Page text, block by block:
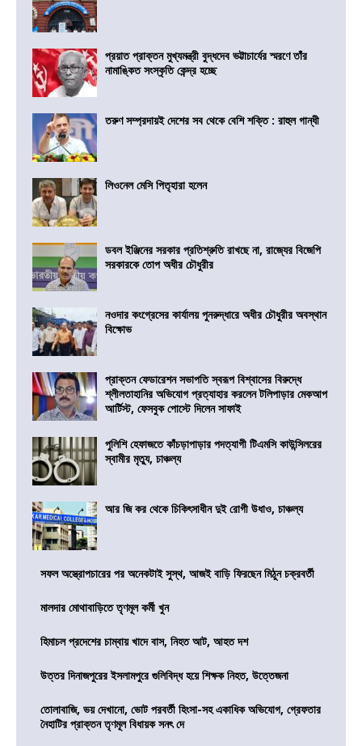
প্রয়াত প্রাক্তন মুখ্যমন্ত্রী বুদ্ধদেব ভট্টাচার্যের স্মরণে তাঁর
নামাঙ্কিত সংস্কৃতি কেন্দ্র হচ্ছে
তরুণ সম্প্রদায়ই দেশের সব থেকে বেশি শক্তি : রাহুল গান্ধী
লিওনেল মেসি পিতৃহারা হলেন
ডবল ইঞ্জিনের সরকার প্রতিশ্রুতি রাখছে না, রাজ্যের বিজেপি
সরকারকে তোপ অধীর চৌধুরীর
নওদার কংগ্রেসের কার্যালয় পুনরুদ্ধারে অধীর চৌধুরীর অবস্থান
বিক্ষোভ
প্রাক্তন ফেডারেশন সভাপতি স্বরূপ বিশ্বাসের বিরুদ্ধে
শ্লীলতাহানির অভিযোগ প্রত্যাহার করলেন টলিপাড়ার মেকআপ
আর্টিস্ট, ফেসবুক পোস্টে দিলেন সাফাই
পুলিশি হেফাজতে কাঁচড়াপাড়ার পদত্যাগী টিএমসি কাউন্সিলরের
স্বামীর মৃত্যু, চাঞ্চল্য
আর জি কর থেকে চিকিৎসাধীন দুই রোগী উধাও, চাঞ্চল্য
সফল অস্ত্রোপচারের পর অনেকটাই সুস্থ, আজই বাড়ি ফিরছেন মিঠুন চক্রবর্তী
মালদার মোথাবাড়িতে তৃণমূল কর্মী খুন
হিমাচল প্রদেশের চাম্বায় খাদে বাস, নিহত আট, আহত দশ
উত্তর দিনাজপুরের ইসলামপুরে গুলিবিদ্ধ হয়ে শিক্ষক নিহত, উত্তেজনা
তোলাবাজি, ভয় দেখানো, ভোট পরবর্তী হিংসা-সহ একাধিক অভিযোগ, গ্রেফতার
নৈহাটির প্রাক্তন তৃণমূল বিধায়ক সনৎ দে